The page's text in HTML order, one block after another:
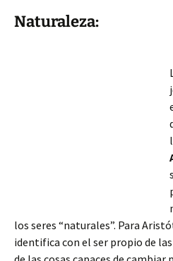
Naturaleza:
los seres “naturales”. Para
identifica con el ser propio de